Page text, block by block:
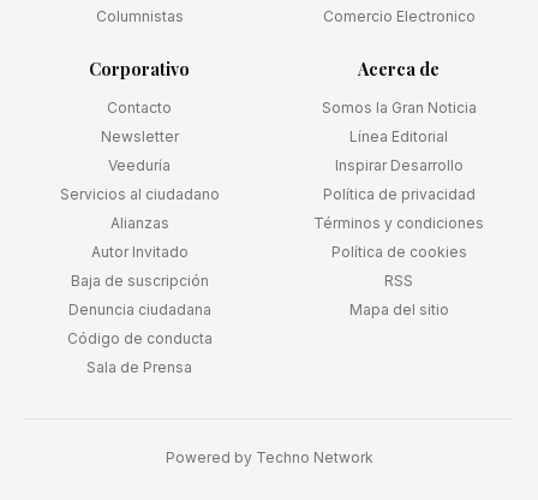
Columnistas
Comercio Electronico
Corporativo
Contacto
Newsletter
Veeduría
Servicios al ciudadano
Alianzas
Autor Invitado
Baja de suscripción
Denuncia ciudadana
Código de conducta
Sala de Prensa
Acerca de
Somos la Gran Noticia
Línea Editorial
Inspirar Desarrollo
Política de privacidad
Términos y condiciones
Política de cookies
RSS
Mapa del sitio
Powered by Techno Network